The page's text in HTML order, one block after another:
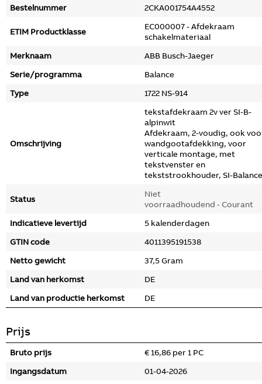
Bestelnummer
2CKA001754A4552
ETIM Productklasse
EC000007 - Afdekraam
schakelmateriaal
Merknaam
ABB Busch-Jaeger
Serie/programma
Balance
Type
1722 NS-914
Omschrijving
tekstafdekraam 2v ver SI-B-
alpinwit
Afdekraam, 2-voudig, ook
wandgootafdekking, voor
verticale montage, met
tekstvenster en
tekststrookhouder, SI-
Status
Niet
voorraadhoudend - Courant
Indicatieve levertijd
5 kalenderdagen
GTIN code
4011395191538
Netto gewicht
37,5 Gram
Land van herkomst
DE
Land van productie herkomst
DE
Prijs
Bruto prijs
€ 16,86 per 1 PC
Ingangsdatum
01-04-2026